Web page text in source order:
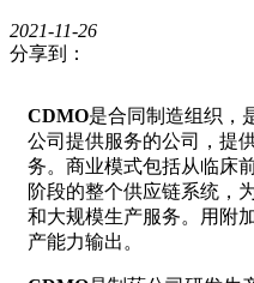
2021-11-26
分享到：
CDMO是合同制造组织，
公司提供服务的公司，提
务。商业模式包括从临床
阶段的整个供应链系统，
和大规模生产服务。用附
产能力输出。